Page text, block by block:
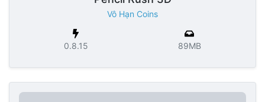
Vô Hạn Coins
0.8.15 89MB